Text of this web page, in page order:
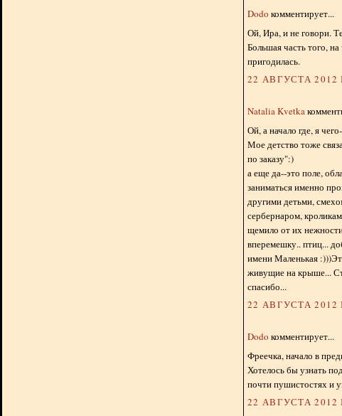
Dodo комментирует...
Ой, Ира, и не говори.
Большая часть того,
пригодилась.
22 АВГУСТА 2012
Natalia Kvetka
Ой, а начало где, я
Мое детство тоже
по заказу":)
а еще да--это поле,
заниматься именно
другими детьми,
сербернаром,
щемило от их
вперемешку.. птиц...
имени Маленькая
живущие на крыше...
спасибо...
22 АВГУСТА 2012
Dodo комментирует...
Фреечка, начало в
Хотелось бы узнать
почти пушистостях и
22 АВГУСТА 2012